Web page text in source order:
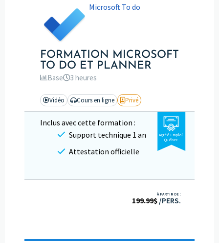
Microsoft To do
FORMATION MICROSOFT
TO DO ET PLANNER
Base 3 heures
Vidéo Cours en ligne Privé
Inclus avec cette formation :
Support technique 1 an
Attestation officielle
Agréé Emploi
Québec
À PARTIR DE :
199.99$ /PERS.